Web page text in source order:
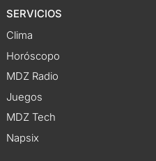
SERVICIOS
Clima
Horóscopo
MDZ Radio
Juegos
MDZ Tech
Napsix